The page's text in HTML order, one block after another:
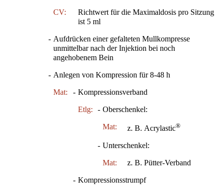
CV:
Richtwert für die Maximaldosis pro Sitzung
ist 5 ml
- Aufdrücken einer gefalteten Mullkompresse
unmittelbar nach der Injektion bei noch
angehobenem Bein
- Anlegen von Kompression für 8-48 h
Mat: - Kompressionsverband
Etlg: - Oberschenkel:
Mat: z. B. Acrylastic®
- Unterschenkel:
Mat: z. B. Pütter-Verband
- Kompressionsstrumpf